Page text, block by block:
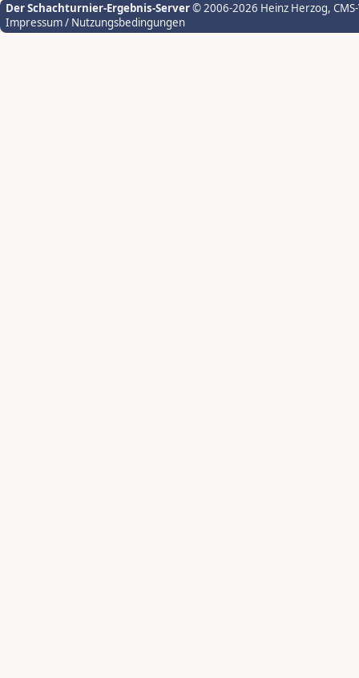
Der Schachturnier-Ergebnis-Server© 2006-2026 Heinz Herzog,
Impressum / Nutzungsbedingungen